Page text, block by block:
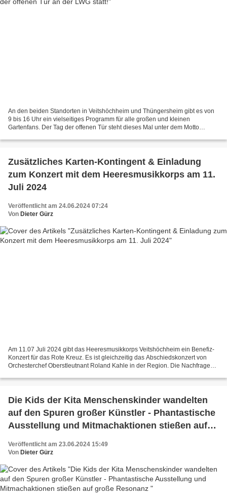
An den beiden Standorten in Veitshöchheim und Thüngersheim gibt es von
9 bis 16 Uhr ein vielseitiges Programm für alle großen und kleinen
Gartenfans. Der Tag der offenen Tür steht dieses Mal unter dem Motto
Zusätzliches Karten-Kontingent & Einladung
zum Konzert mit dem Heeresmusikkorps am 11.
Juli 2024
Veröffentlicht am 24.06.2024 07:24
Von Dieter Gürz
Am 11.07 Juli 2024 gibt das Heeresmusikkorps Veitshöchheim ein Benefiz-
Konzert für das Rote Kreuz. Es ist gleichzeitig das Abschiedskonzert von
Orchesterchef Oberstleutnant Roland Kahle in der Region. Die Nachfrage
Die Kids der Kita Menschenskinder wandelten
auf den Spuren großer Künstler - Phantastische
Ausstellung und Mitmachaktionen stießen auf
Veröffentlicht am 23.06.2024 15:49
Von Dieter Gürz